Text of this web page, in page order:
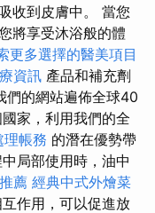
收到皮膚中。 當您
將享受沐浴般的體
更多選擇的醫美項目
資訊 產品和補充劑
們的網站遍佈全球40
家，利用我們的全
理帳務 的潛在優勢帶
局部使用時，油中
薦 經典中式外燴菜
作用，可以促進放